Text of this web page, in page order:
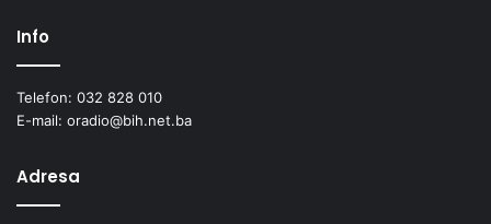
Info
Telefon: 032 828 010
E-mail: oradio@bih.net.ba
Adresa